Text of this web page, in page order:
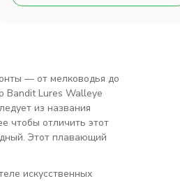
— от мелководья до
Bandit Lures Walleye
из названия
чтобы отличить этот
Этот плавающий
искусственных